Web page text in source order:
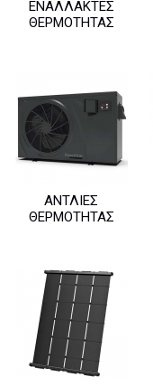
ΕΝΑΛΛΆΚΤΕΣ
ΘΕΡΜΌΤΗΤΑΣ
ΑΝΤΛΊΕΣ
ΘΕΡΜΌΤΗΤΑΣ